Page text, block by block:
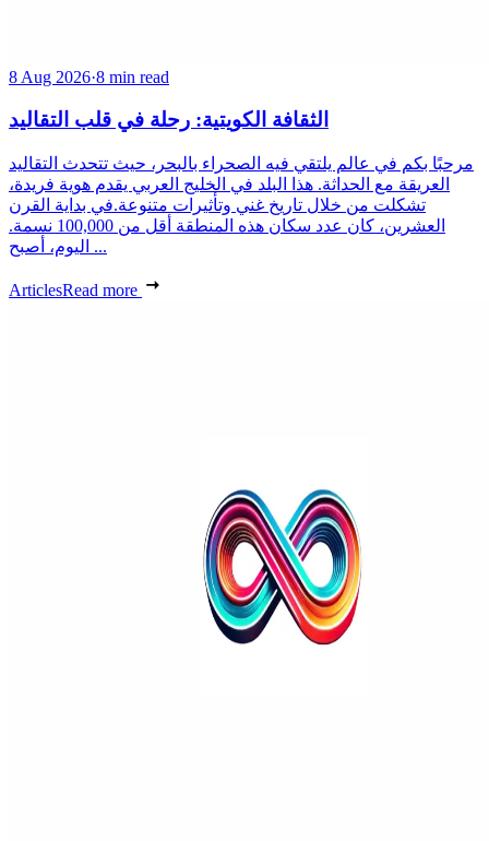
8 Aug 2026·8 min read
الثقافة الكويتية: رحلة في قلب التقاليد
مرحبًا بكم في عالم يلتقي فيه الصحراء بالبحر، حيث تتحدث التقاليد
العريقة مع الحداثة. هذا البلد في الخليج العربي يقدم هوية فريدة،
تشكلت من خلال تاريخ غني وتأثيرات متنوعة.في بداية القرن
العشرين، كان عدد سكان هذه المنطقة أقل من 100,000 نسمة.
اليوم، أصبح ...
ArticlesRead more